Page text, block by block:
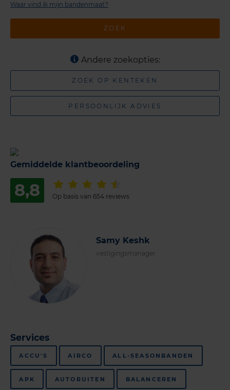
Waar vind ik mijn bandenmaat?
ZOEK
Andere zoekopties:
ZOEK OP KENTEKEN
PERSOONLIJK ADVIES
Gemiddelde klantbeoordeling
8,8 Op basis van 654 reviews
Samy Keshk
vestigingsmanager
Services
ACCU'S AIRCO ALL-SEASONBANDEN
APK AUTORUITEN BALANCEREN